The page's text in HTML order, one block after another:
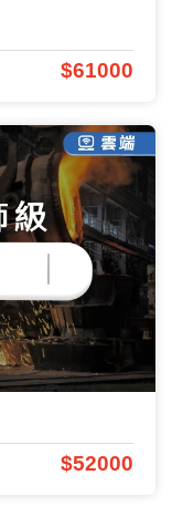
$61000
$52000